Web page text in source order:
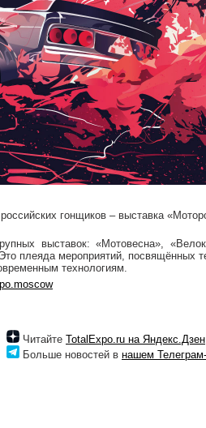
гонщиков – выставка
выставок: «Мотовесна»,
плеяда мероприятий, посвящённых
технологиям.
Читайте TotalExpo.ru на Яндекс.Дзен
Больше новостей в нашем